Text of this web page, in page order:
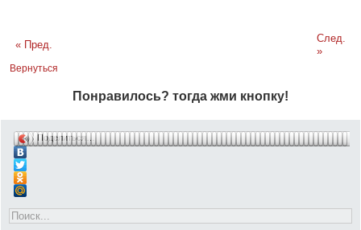
« Пред.
След.
»
Вернуться
Понравилось? тогда жми кнопку!
Поделиться…